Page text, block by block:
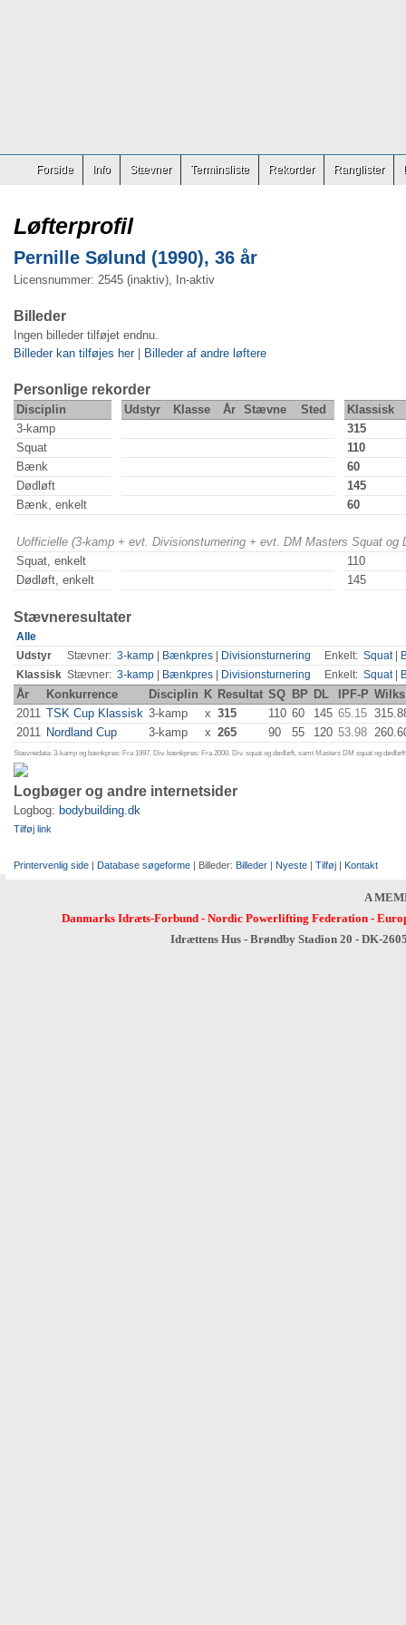
Forside Info Stævner Terminsliste Rekorder Ranglister
Løfterprofil
Pernille Sølund (1990), 36 år
Licensnummer: 2545 (inaktiv), In-aktiv
Billeder
Ingen billeder tilføjet endnu.
Billeder kan tilføjes her| Billeder af andre løftere
Personlige rekorder
Disciplin Udstyr Klasse År Stævne Sted
Klassisk
3-kamp
315
Squat
110
Bænk
60
Dødløft
145
Bænk, enkelt
60
Uofficielle (3-kamp + evt. Divisionsturnering + evt. DM Masters Squat
Squat, enkelt
110
Dødløft, enkelt
145
Stævneresultater
Alle
Udstyr
Stævner: 3-kamp Bænkpres Divisionsturnering Enkelt: Squat|
Klassisk Stævner: 3-kamp Bænkpres Divisionsturnering Enkelt: Squat|
År Konkurrence Disciplin K Resultat SQ BP DL IPF-P Wilks
2011 TSK Cup Klassisk 3-kamp x 315 110 60 145 65.15
2011 Nordland Cup 3-kamp x 265 90 55 120 53.98
Stævnedata: 3-kamp og bænkpres: Fra 1997. Div. bænkpres: Fra 2000. Div. squat og dødløft, samt Masters DM squat og
Logbøger og andre internetsider
Logbog: bodybuilding.dk
Tilføj link
Printervenlig side | Database søgeforme | Billeder: Billeder | Nyeste | Tilføj | Kontakt
A
Danmarks Idræts-Forbund- Nordic Powerlifting Federation-
Idrættens Hus - Brøndby Stadion 20 - DK-